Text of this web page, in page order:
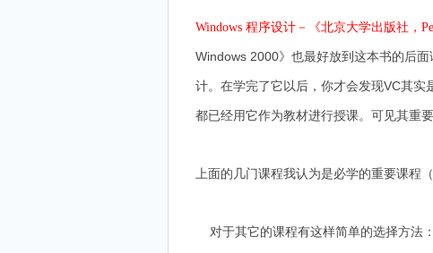
Windows 程序设计－《北京大学出版社，
Windows 2000》也最好放到这本书的后
计。在学完了它以后，你才会发现VC其
都已经用它作为教材进行授课。可见其重
上面的几门课程我认为是必学的重要课程
对于其它的课程有这样简单的选择方法